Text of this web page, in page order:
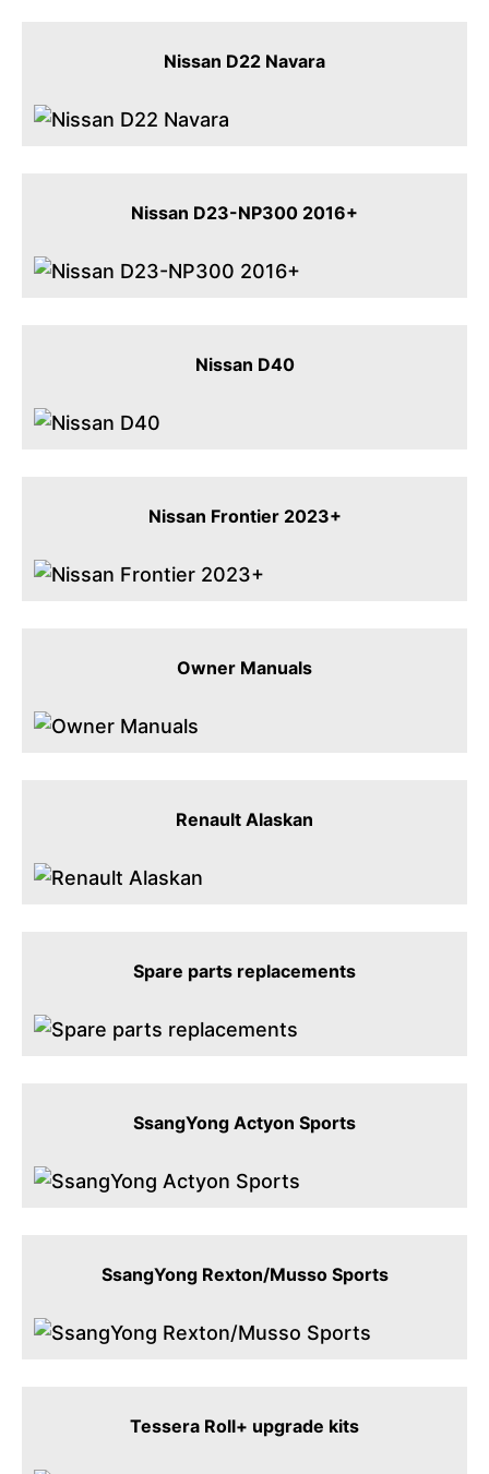
Nissan D22 Navara
Nissan D23-NP300 2016+
Nissan D40
Nissan Frontier 2023+
Owner Manuals
Renault Alaskan
Spare parts replacements
SsangYong Actyon Sports
SsangYong Rexton/Musso Sports
Tessera Roll+ upgrade kits